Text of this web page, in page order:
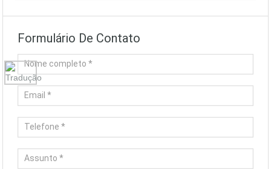
Formulário De Contato